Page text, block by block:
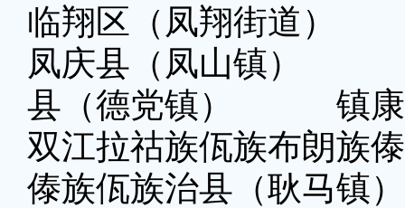
临翔区（凤翔街道）
凤庆县（凤山镇
县（德党镇） 镇康
双江拉祜族佤族布朗
傣族佤族治县（耿马镇）